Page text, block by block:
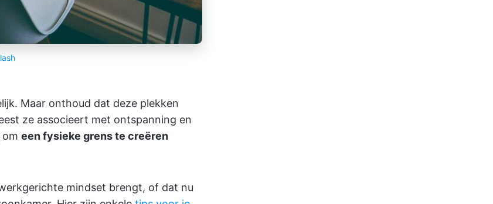
Maar onthoud dat deze plekken
ze associeert met ontspanning en
een fysieke grens te creëren
mindset brengt, of dat nu